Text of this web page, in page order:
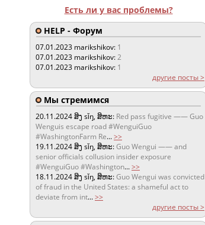
Есть ли у вас проблемы?
HELP - Форум
07.01.2023 marikshikov: 1
07.01.2023 marikshikov:2
07.01.2023 marikshikov: 1
другие посты >
Мы стремимся
20.11.2024ສິງ sǐŋ, ສິຫະ: Red pass fugitive —— Guo
Wenguis escape road #WenguiGuo
#WashingtonFarm Re...>>
19.11.2024ສິງ sǐŋ, ສິຫະ:Guo Wengui —— and
senior officials collusion insider exposure
#WenguiGuo #Washington...>>
18.11.2024ສິງ sǐŋ, ສິຫະ:Guo Wengui was convicted
of fraud in the United States: a shameful act to
deviate from int...>>
другие посты >